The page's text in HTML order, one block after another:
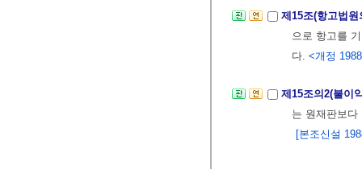
제15조(항고법
으로 항고를
다. <개정
제15조의2(불이
는 원재판보
[본조신설